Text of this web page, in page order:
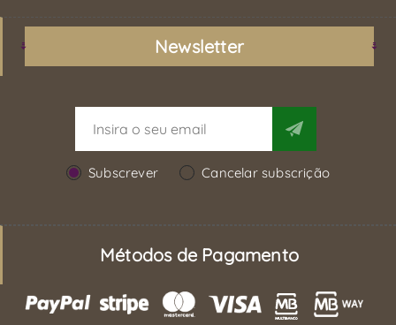
Newsletter
Subscrever Cancelar subscrição
Métodos de Pagamento